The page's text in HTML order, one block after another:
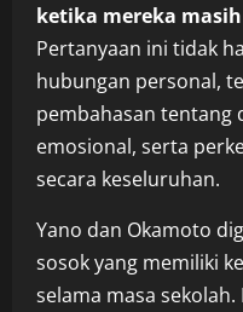
ketika mereka
Pertanyaan ini tidak
hubungan personal,
pembahasan tentang
emosional, serta
secara keseluruhan.
Yano dan Okamoto
sosok yang memiliki
selama masa